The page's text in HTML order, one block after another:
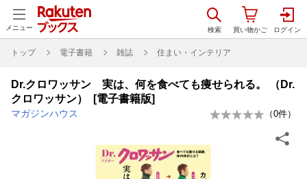
メニュー
トップ 電子書籍 雑誌 住まい・インテリア
Dr.クロワッサン 実は、何を食べても痩せられる。 （Dr.
クロワッサン） [電子書籍版]
マガジンハウス （0件）